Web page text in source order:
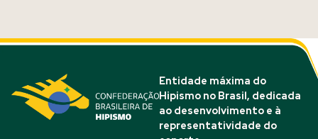
Entidade máxima do
Hipismo no Brasil, dedicada
ao desenvolvimento e à
representatividade do